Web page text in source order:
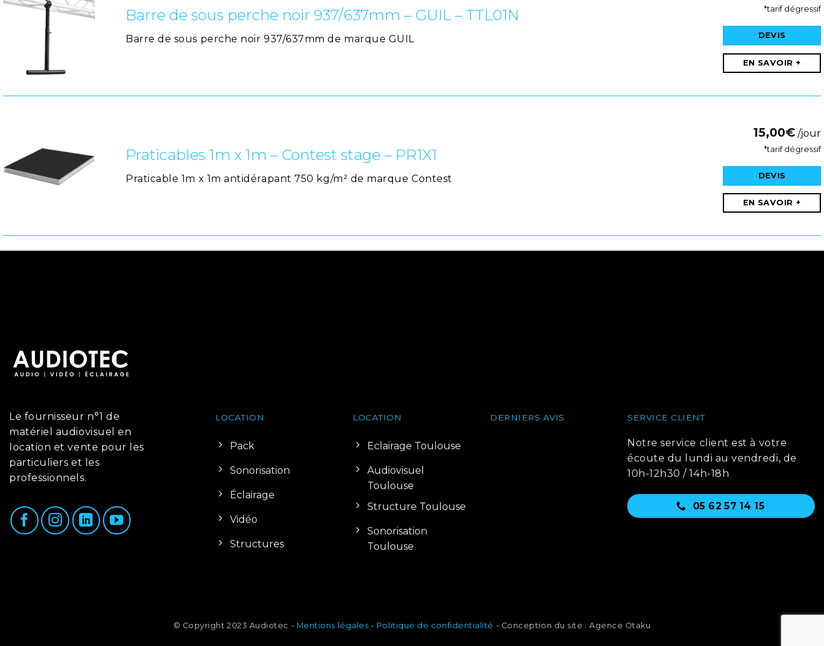
Barre de sous perche noir 937/637mm – GUIL – TTL01N
Barre de sous perche noir 937/637mm de marque GUIL
*tarif dégressif
DEVIS
EN SAVOIR +
Praticables 1m x 1m – Contest stage – PR1X1
Praticable 1m x 1m antidérapant 750 kg/m² de marque Contest
15,00€ /jour
*tarif dégressif
DEVIS
EN SAVOIR +
Le fournisseur n°1 de
matériel audiovisuel en
location et vente pour les
particuliers et les
professionnels.
LOCATION
Pack
Sonorisation
Éclairage
Vidéo
Structures
LOCATION
Eclairage Toulouse
Audiovisuel
Toulouse
Structure Toulouse
Sonorisation
Toulouse
DERNIERS AVIS SERVICE CLIENT
Notre service client est à votre
écoute du lundi au vendredi, de
10h-12h30 / 14h-18h
05 62 57 14 15
© Copyright 2023 Audiotec - Mentions légales - Politique de confidentialité - Conception du site : Agence Otaku